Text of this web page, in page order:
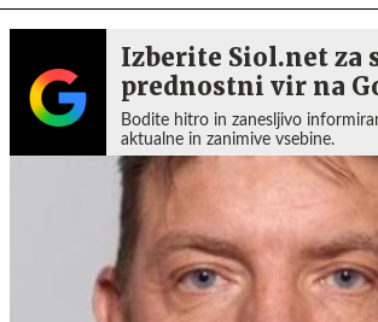
Izberite Siol.net za
prednostni vir na
Bodite hitro in zanesljivo
aktualne in zanimive vsebine.